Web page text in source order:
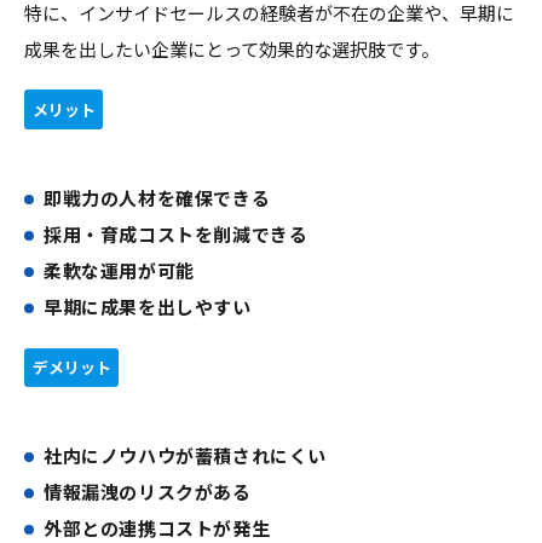
特に、インサイドセールスの経験者が不在の企業や、早期に
成果を出したい企業にとって効果的な選択肢です。
メリット
即戦力の人材を確保できる
採用・育成コストを削減できる
柔軟な運用が可能
早期に成果を出しやすい
デメリット
社内にノウハウが蓄積されにくい
情報漏洩のリスクがある
外部との連携コストが発生